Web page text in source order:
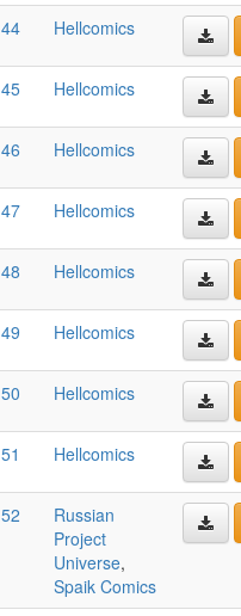
44 Hellcomics
45 Hellcomics
46 Hellcomics
47 Hellcomics
48 Hellcomics
49 Hellcomics
50 Hellcomics
51 Hellcomics
52
Russian
Project
Universe,
Spaik Comics